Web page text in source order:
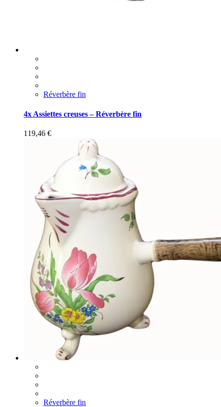
Réverbère fin
4x Assiettes creuses – Réverbère fin
119,46 €
Réverbère fin